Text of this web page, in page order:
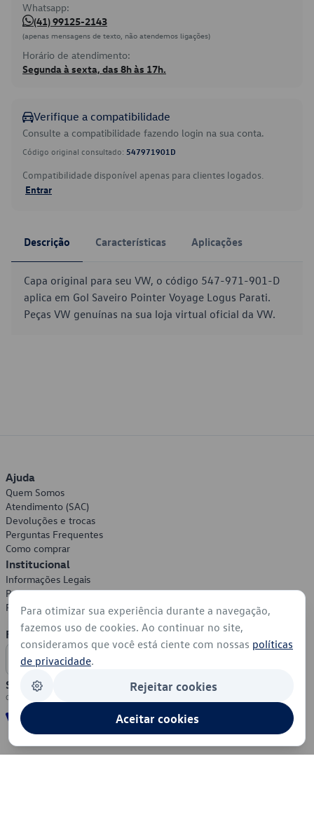
Whatsapp:
(41) 99125-2143
(apenas mensagens de texto, não atendemos ligações)
Horário de atendimento:
Segunda à sexta, das 8h às 17h.
Verifique a compatibilidade
Consulte a compatibilidade fazendo login na sua conta.
Código original consultado: 547971901D
Compatibilidade disponível apenas para clientes logados.
Entrar
Descrição Características Aplicações
Capa original para seu VW, o código 547-971-901-D
aplica em Gol Saveiro Pointer Voyage Logus Parati.
Peças VW genuínas na sua loja virtual oficial da VW.
Ajuda
Quem Somos
Atendimento (SAC)
Devoluções e trocas
Perguntas Frequentes
Como comprar
Institucional
Informações Legais
Política de Privacidade
Política de Cookies
Formas de Pagamento
Segurança
Para otimizar sua experiência durante a navegação,
fazemos uso de cookies. Ao continuar no site,
consideramos que você está ciente com nossas políticas
de privacidade.
Rejeitar cookies
Aceitar cookies